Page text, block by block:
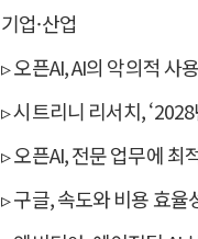
기업·산업
▹ 오픈AI, AI의 악의적 사
▹ 시트리니 리서치,
▹ 오픈AI, 전문 업무에 최
▹ 구글, 속도와 비용 효율